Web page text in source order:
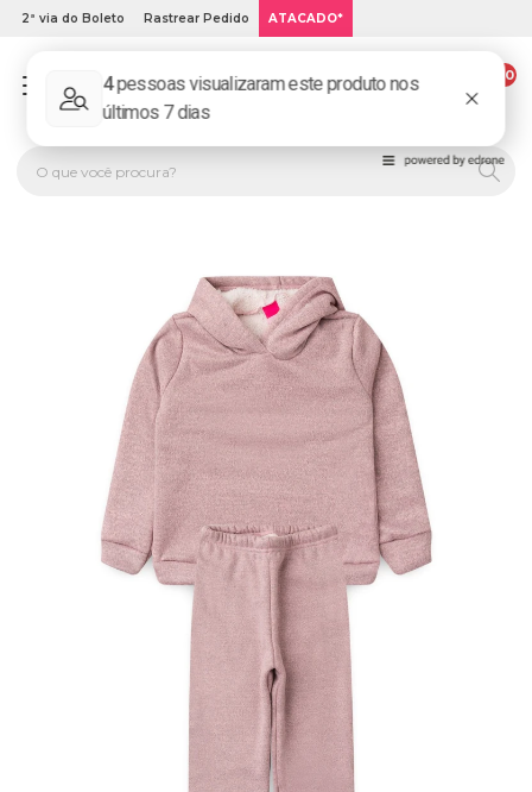
2ª via do Boleto Rastrear Pedido ATACADO*
PLATINUM KIDS: LOJA DE ROUPA INFANTIL ONLINE.
00